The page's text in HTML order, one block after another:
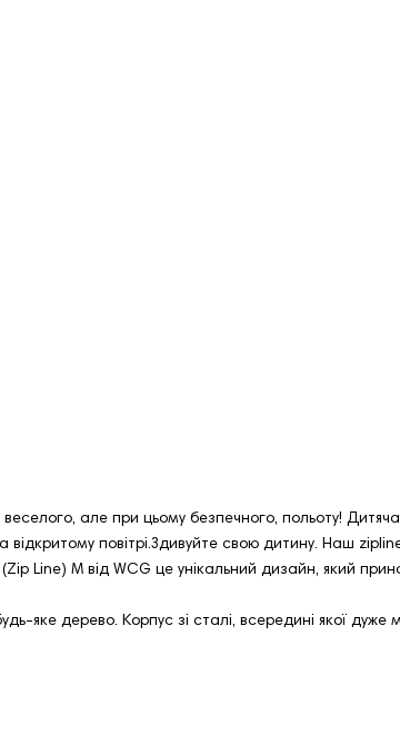
але при цьому безпечного, польоту!
повітрі.Здивуйте свою дитину. Наш
(Zip Line) M від WCG це унікальний дизайн, який
яке дерево. Корпус зі сталі, всередині якої дуже